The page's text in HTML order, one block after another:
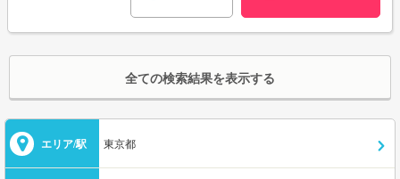
全ての検索結果を表示する
エリア/駅 東京都